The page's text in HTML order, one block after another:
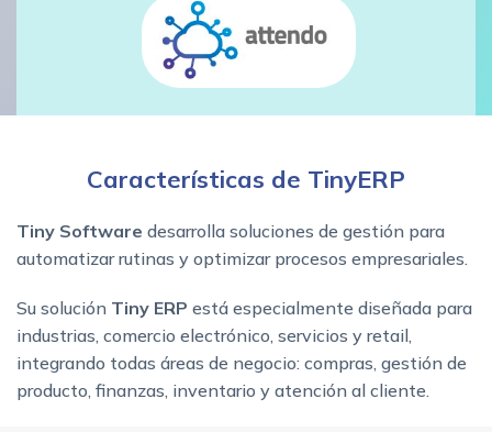
Características de TinyERP
Tiny Software desarrolla soluciones de gestión para
automatizar rutinas y optimizar procesos empresariales.
Su solución Tiny ERP está especialmente diseñada para
industrias, comercio electrónico, servicios y retail,
integrando todas áreas de negocio: compras, gestión de
producto, finanzas, inventario y atención al cliente.